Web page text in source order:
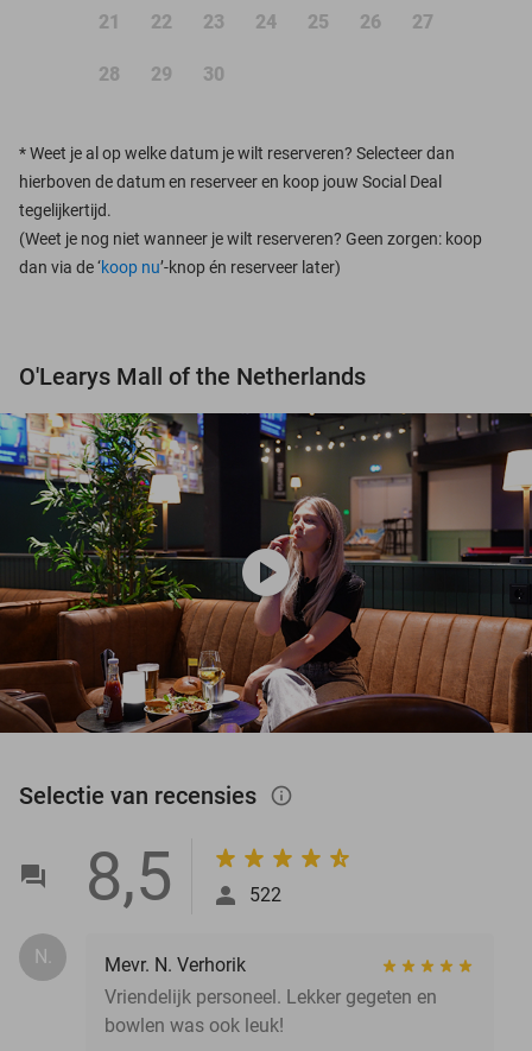
21 22 23 24 25 26 27
28 29 30
*Weet je al op welke datum je wilt reserveren? Selecteer dan
hierboven de datum en reserveer en koop jouw Social Deal
tegelijkertijd.
(Weet je nog niet wanneer je wilt reserveren? Geen zorgen: koop
dan via de ‘koop nu’-knop én reserveer later)
O'Learys Mall of the Netherlands
play_circle
Selectie van recensies info_outlined
8,5 522
N.
Mevr. N. Verhorik
Vriendelijk personeel. Lekker gegeten en
bowlen was ook leuk!